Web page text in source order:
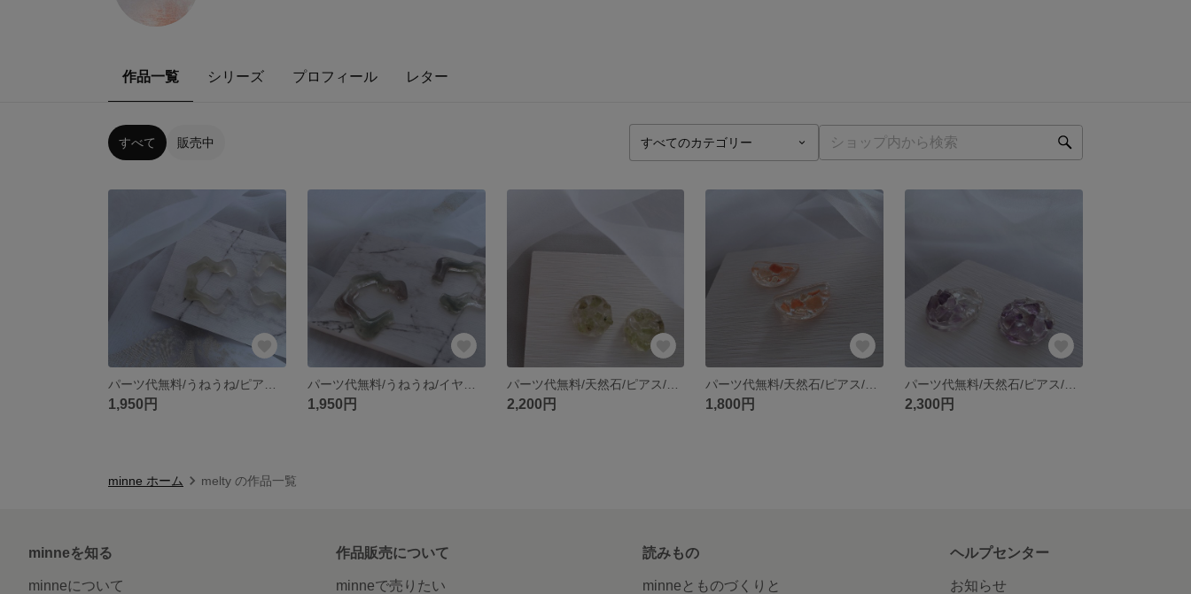
作品一覧 シリーズ プロフィール レター
すべて 販売中
1,950円 1,950円
パーツ代無料/天然石/ピアス/イヤリング/グリーン
2,200円 1,800円 2,300円
minne ホーム melty の作品一覧
minneを知る
minneについて
作品販売について
minneで売りたい
読みもの
minneとものづくりと
ヘルプセンター
お知らせ